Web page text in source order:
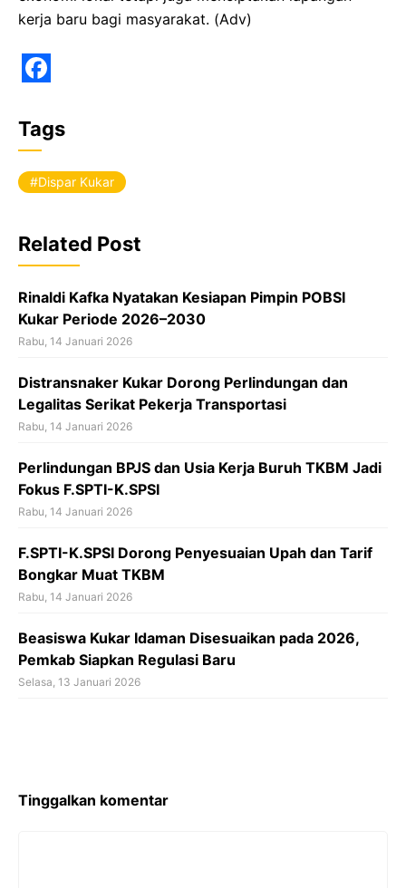
kerja baru bagi masyarakat. (Adv)
a
c
e
o
o
k
Tags
Dispar Kukar
Related Post
Rinaldi Kafka Nyatakan Kesiapan Pimpin POBSI
Kukar Periode 2026–2030
Rabu, 14 Januari 2026
Distransnaker Kukar Dorong Perlindungan dan
Legalitas Serikat Pekerja Transportasi
Rabu, 14 Januari 2026
Perlindungan BPJS dan Usia Kerja Buruh TKBM Jadi
Fokus F.SPTI-K.SPSI
Rabu, 14 Januari 2026
F.SPTI-K.SPSI Dorong Penyesuaian Upah dan Tarif
Bongkar Muat TKBM
Rabu, 14 Januari 2026
Beasiswa Kukar Idaman Disesuaikan pada 2026,
Pemkab Siapkan Regulasi Baru
Selasa, 13 Januari 2026
Tinggalkan komentar